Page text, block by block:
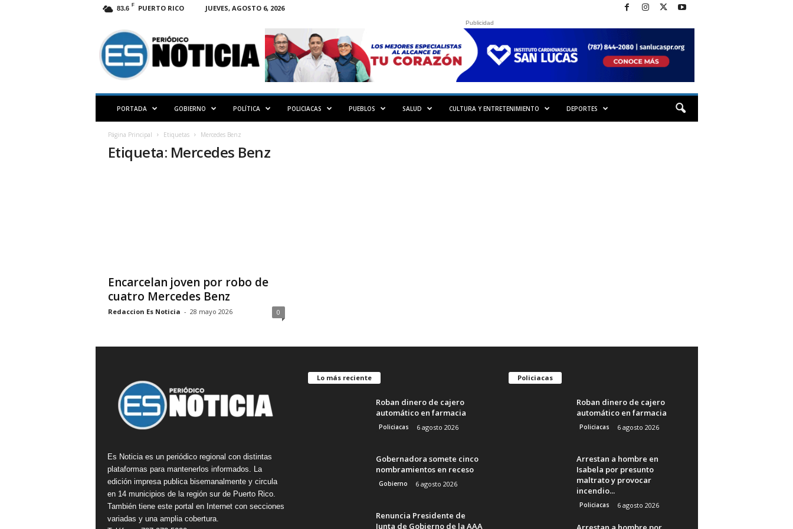
83.6 F PUERTO RICO JUEVES, AGOSTO 6, 2026
S
N
O
Publicidad
PORTADA GOBIERNO POLÍTICA POLICIACAS PUEBLOS SALUD CULTURA Y ENTRETENIMIENTO DEPORTES
Página Principal Etiquetas Mercedes Benz
Etiqueta: Mercedes Benz
Encarcelan joven por robo de
cuatro Mercedes Benz
Redaccion Es Noticia - 28 mayo 2026 0
Es Noticia es un periódico regional con distintas
plataformas para mantenerlos informados. La
edición impresa publica bisemanalmente y circula
en 14 municipios de la región sur de Puerto Rico.
También tiene este portal en Internet con secciones
variadas y una amplia cobertura.
Lo más reciente
Roban dinero de cajero
automático en farmacia
Policiacas 6 agosto 2026
Gobernadora somete cinco
nombramientos en receso
Gobierno 6 agosto 2026
Renuncia Presidente de
Junta de Gobierno de la AAA
Policiacas
Roban dinero de cajero
automático en farmacia
Policiacas 6 agosto 2026
Arrestan a hombre en
Isabela por presunto
maltrato y provocar
incendio...
Policiacas 6 agosto 2026